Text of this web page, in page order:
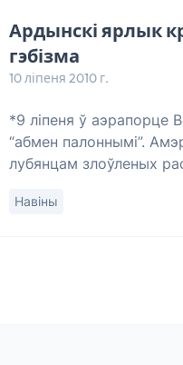
Ардынскі ярлык
гэбізма
10 ліпеня 2010 г.
*9 ліпеня ў аэрапорце
“абмен палоннымі”.
лубянцам злоўленых
Як сур’ёзна пажартаваў
Навіны